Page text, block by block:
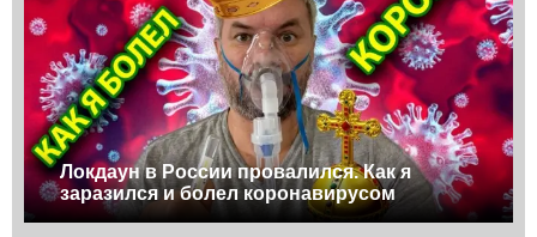
Локдаун в России провалился. Как я
заразился и болел коронавирусом